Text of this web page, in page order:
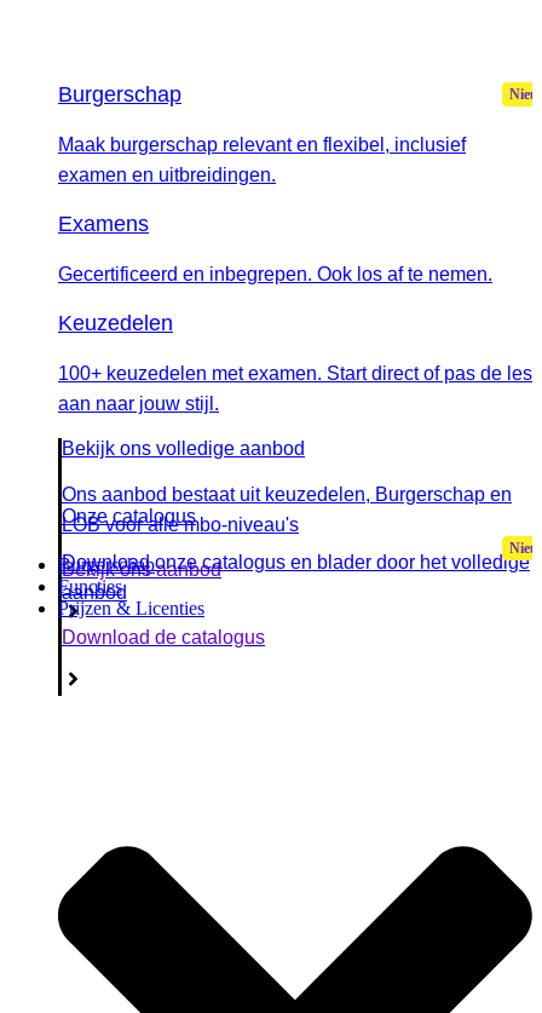
Burgerschap
Maak burgerschap relevant en flexibel, inclusief
examen en uitbreidingen.
Examens
Gecertificeerd en inbegrepen. Ook los af te nemen.
Keuzedelen
100+ keuzedelen met examen. Start direct of pas de les
aan naar jouw stijl.
Bekijk ons volledige aanbod
Ons aanbod bestaat uit keuzedelen, Burgerschap en
LOB voor alle mbo-niveau's
Bekijk ons aanbod
Onze catalogus
Download onze catalogus en blader door het volledige
aanbod
Download de catalogus
Burgerschap
Functies
Prijzen & Licenties